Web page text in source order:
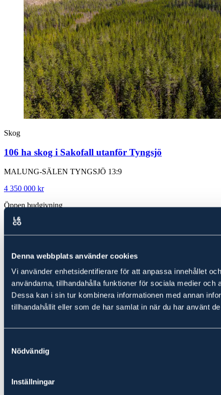
Denna webbplats använder cookies
Vi använder enhetsidentifierare för att anpassa innehållet
användarna, tillhandahålla funktioner för sociala medier och
Dessa kan i sin tur kombinera informationen med annan
tillhandahållit eller som de har samlat in när du har använt
Nödvändig
Inställningar
Skog
106 ha skog i Sakofall utanför Tyngsjö
MALUNG-SÄLEN TYNGSJÖ 13:9
4 350 000 kr
Öppen budgivning
Fakta
Prospekt
3D-foto